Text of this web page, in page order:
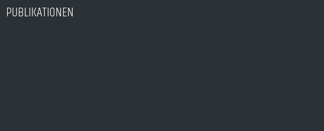
PUBLIKATIONEN